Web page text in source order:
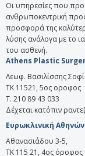
Οι υπηρεσίες που
ανθρωποκεντρική
προσφορά της
λύσης ανάλογα με το
του ασθενή.
Athens Plastic
Λεωφ. Βασιλίσσης
ΤΚ 11521, 5ος οροφος
T. 210 89 43 033
Δέχεται κατόπιν
Ευρωκλινική Αθηνών
Αθανασιάδου 3-5,
ΤΚ 115 21, 4ος όροφος